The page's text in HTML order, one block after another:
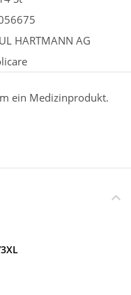
HARTMANN AG
ein Medizinprodukt.